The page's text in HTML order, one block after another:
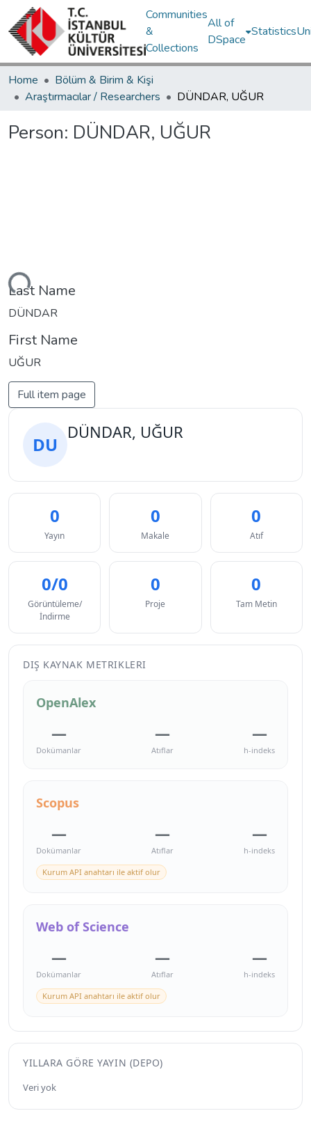
Communities
&
Collections
All of
DSpace
Statistics
Home
Bölüm & Birim & Kişi
Araştırmacılar / Researchers
DÜNDAR, UĞUR
Person: DÜNDAR, UĞUR
Last Name
DÜNDAR
First Name
UĞUR
Full item page
DU
DÜNDAR, UĞUR
0
Yayın
0
Makale
0
Atıf
0/0
Görüntüleme/
İndirme
0
Proje
0
Tam Metin
DIŞ KAYNAK METRIKLERI
OpenAlex
—
Dokümanlar
—
Atıflar
—
h-indeks
Scopus
—
Dokümanlar
—
Atıflar
—
h-indeks
Kurum API anahtarı ile aktif olur
Web of Science
—
Dokümanlar
—
Atıflar
—
h-indeks
Kurum API anahtarı ile aktif olur
YILLARA GÖRE YAYIN (DEPO)
Veri yok